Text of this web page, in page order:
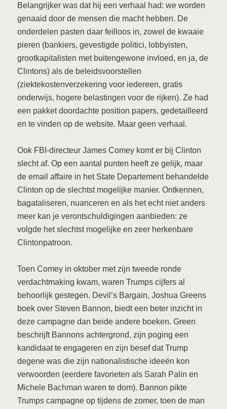
Belangrijker was dat hij een verhaal had: we worden
genaaid door de mensen die macht hebben. De
onderdelen pasten daar feilloos in, zowel de kwaaie
pieren (bankiers, gevestigde politici, lobbyisten,
grootkapitalisten met buitengewone invloed, en ja, de
Clintons) als de beleidsvoorstellen
(ziektekostenverzekering voor iedereen, gratis
onderwijs, hogere belastingen voor de rijken). Ze had
een pakket doordachte position papers, gedetailleerd
en te vinden op de website. Maar geen verhaal.
Ook FBI-directeur James Comey komt er bij Clinton
slecht af. Op een aantal punten heeft ze gelijk, maar
de email affaire in het State Departement behandelde
Clinton op de slechtst mogelijke manier. Ontkennen,
bagataliseren, nuanceren en als het echt niet anders
meer kan je verontschuldigingen aanbieden: ze
volgde het slechtst mogelijke en zeer herkenbare
Clintonpatroon.
Toen Comey in oktober met zijn tweede ronde
verdachtmaking kwam, waren Trumps cijfers al
behoorlijk gestegen. Devil’s Bargain, Joshua Greens
boek over Steven Bannon, biedt een beter inzicht in
deze campagne dan beide andere boeken. Green
beschrijft Bannons achtergrond, zijn poging een
kandidaat te engageren en zijn besef dat Trump
degene was die zijn nationalistische ideeën kon
verwoorden (eerdere favorieten als Sarah Palin en
Michele Bachman waren te dom). Bannon pikte
Trumps campagne op tijdens de zomer, toen de man